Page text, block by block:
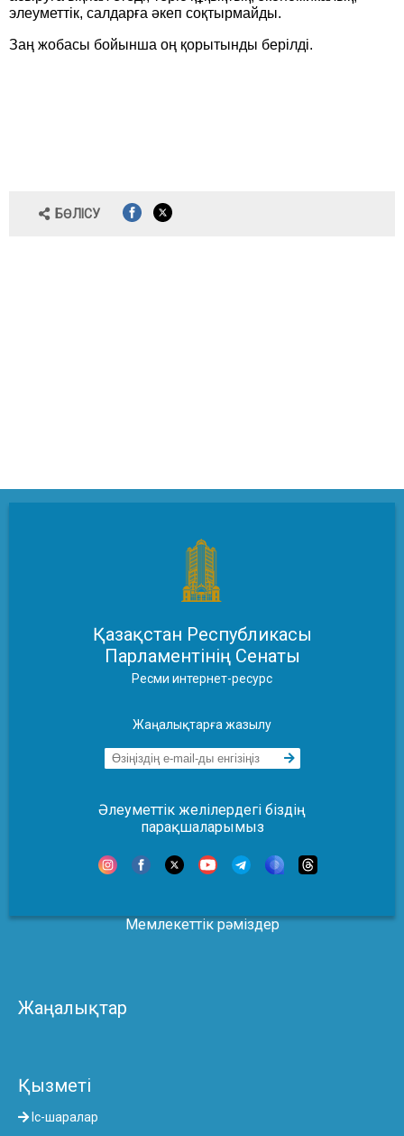
элеуметтік, салдарға әкеп соқтырмайды.
Заң жобасы бойынша оң қорытынды берілді.
БӨЛІСУ
Қазақстан Республикасы
Парламентінің Сенаты
Ресми интернет-ресурс
Жаңалықтарға жазылу
Әлеуметтік желілердегі біздің
парақшаларымыз
Мемлекеттік рәміздер
Жаңалықтар
Қызметі
Іс-шаралар